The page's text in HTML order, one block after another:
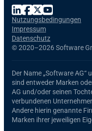
©2020–2026 Software
Nutzungsbedingungen
Impressum
Datenschutz
Der Name „Software AG“
sind entweder Marken
AG und/oder seinen
verbundenen
Andere hierin genannte
Marken ihrer jeweiligen